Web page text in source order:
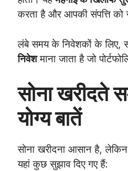
करता है और आपकी संपत्ति को
लंबे समय के निवेशकों के लिए,
निवेशमाना जाता है जो
सोना खरीदते
योग्य बातें
सोना खरीदना आसान है,
यहां कुछ सुझाव दिए गए हैं: